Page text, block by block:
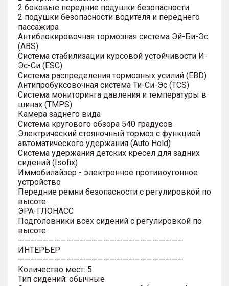
2 боковые передние подушки безопасности
2 подушки безопасности водителя и переднего
пассажира
Антиблокировочная тормозная система Эй-Би-Эс
(ABS)
Система стабилизации курсовой устойчивости И-
Эс-Си (ESC)
Система распределения тормозных усилий (EBD)
Антипробуксовочная система Ти-Си-Эс (TCS)
Система мониторинга давления и температуры в
шинах (TMPS)
Камера заднего вида
Система кругового обзора 540 градусов
Электрический стояночный тормоз с функцией
автоматического удержания (Auto Hold)
Система удержания детских кресел для задних
сидений (Isofix)
Иммобилайзер - электронное противоугонное
устройство
Передние ремни безопасности с регулировкой по
высоте
ЭРА-ГЛОНАСС
Подголовники всех сидений с регулировкой по
высоте
———————————————————————————
ИНТЕРЬЕР
———————————————————————————
Количество мест: 5
Тип сидений: обычные